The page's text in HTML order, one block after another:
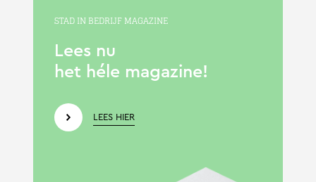
STAD IN BEDRIJF MAGAZINE
Lees nu
het héle magazine!
LEES HIER